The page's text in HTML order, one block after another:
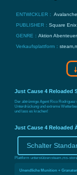
ENTWICKLER：
PUBLISHER： Square Enix
GENRE： Aktion Abenteuer
Verkaufsplattform：
Just Cause 4 Reloaded
Der abtrünnige Agent Rico
Unterdrückung und extreme
und lass es krachen!
Just Cause 4 Reloaded
Schalter
Plattform unterstützen:steam,ms-
Unendliche Munition +